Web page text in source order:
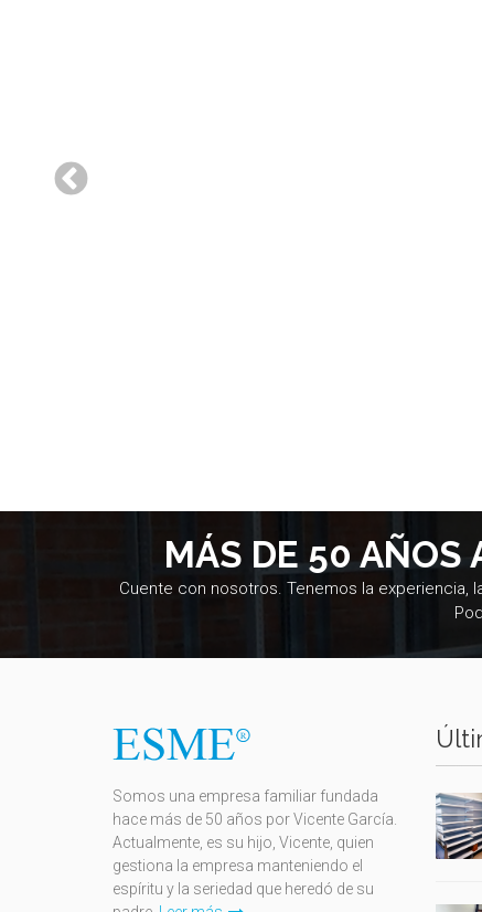
MÁS DE 50 AÑOS
Cuente con nosotros. Tenemos la
Somos una empresa familiar fundada
hace más de 50 años por Vicente García.
Actualmente, es su hijo, Vicente, quien
gestiona la empresa manteniendo el
espíritu y la seriedad que heredó de su